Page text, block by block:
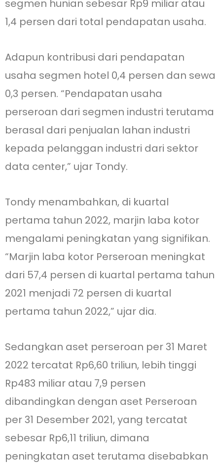
segmen hunian sebesar Rp9 miliar atau
1,4 persen dari total pendapatan usaha.
Adapun kontribusi dari pendapatan
usaha segmen hotel 0,4 persen dan sewa
0,3 persen. “Pendapatan usaha
perseroan dari segmen industri terutama
berasal dari penjualan lahan industri
kepada pelanggan industri dari sektor
data center,” ujar Tondy.
Tondy menambahkan, di kuartal
pertama tahun 2022, marjin laba kotor
mengalami peningkatan yang signifikan.
“Marjin laba kotor Perseroan meningkat
dari 57,4 persen di kuartal pertama tahun
2021 menjadi 72 persen di kuartal
pertama tahun 2022,” ujar dia.
Sedangkan aset perseroan per 31 Maret
2022 tercatat Rp6,60 triliun, lebih tinggi
Rp483 miliar atau 7,9 persen
dibandingkan dengan aset Perseroan
per 31 Desember 2021, yang tercatat
sebesar Rp6,11 triliun, dimana
peningkatan aset terutama disebabkan